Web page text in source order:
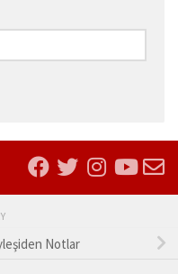
Notlar